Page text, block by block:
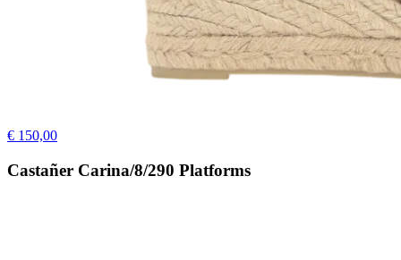
€ 150,00
Castañer Carina/8/290 Platforms